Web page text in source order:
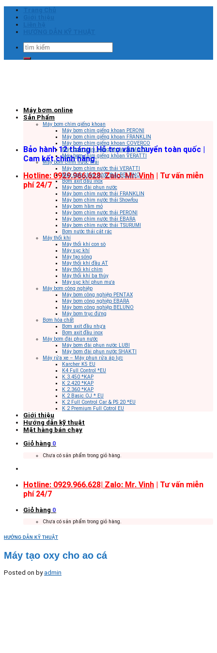
Skip
content
Tìm
kiếm:
Bảo hành 12 tháng | Hỗ trợ vận chuyển toàn quốc |
Cam kết chính hãng
Hotline: 0929.966.628|Zalo: Mr. Vinh | Tư vấn miễn
phí 24/7
Máy bơm.online
Sản Phẩm
Máy bơm chìm giếng khoan
Máy bơm chìm giếng khoan PERONI
Máy bơm chìm giếng khoan FRANKLIN
Máy bơm chìm giếng khoan COVERCO
Máy bơm chìm giếng khoan SUMOTO
Máy bơm chìm giếng khoan VERATTI
Máy bơm chìm nước thải
Máy bơm chìm nước thải VERATTI
Máy bơm chìm nước thải BELUNO
Bơm axit đầu inox
Máy bơm đài phun nước
Máy bơm chìm nước thải FRANKLIN
Máy bơm chìm nước thải Showfou
Máy bơm hầm mỏ
Máy bơm chìm nước thải PERONI
Máy bơm chìm nước thải EBARA
Máy bơm chìm nước thải TSURUMI
Bơm nước thải cắt rác
Máy thổi khí
Máy thổi khí con sò
Máy sục khí
Máy tạo sóng
Máy thổi khí đầu AT
Máy thổi khí chìm
Máy thổi khí ba thùy
Máy sục khí phun mưa
Máy bơm công nghiệp
Máy bơm công nghiệp PENTAX
Máy bơm công nghiệp EBARA
Máy bơm công nghiệp BELUNO
Máy bơm trục đứng
Bơm hóa chất
Bơm axit đầu nhựa
Bơm axit đầu inox
Máy bơm đài phun nước
Máy bơm đài phun nước LUBI
Máy bơm đài phun nước SHAKTI
Máy rửa xe – Máy phun rửa áp lực
Karcher K5 EU
K4 Full Control *EU
K 3.450 *KAP
K 2.420 *KAP
K 2.360 *KAP
K 2 Basic OJ * EU
K 2 Full Control Car & PS 20 *EU
K 2 Premium Full Cotrol EU
Giới thiệu
Hướng dẫn kỹ thuật
Mặt hàng bán chạy
Giỏ hàng 0
Chưa có sản phẩm trong giỏ hàng.
Hotline: 0929.966.628| Zalo: Mr. Vinh | Tư vấn miễn
phí 24/7
Giỏ hàng 0
Chưa có sản phẩm trong giỏ hàng.
HƯỚNG DẪN KỸ THUẬT
Máy tạo oxy cho ao cá
Posted on byadmin